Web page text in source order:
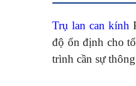
Trụ lan can kính
độ ổn định cho
trình cần sự